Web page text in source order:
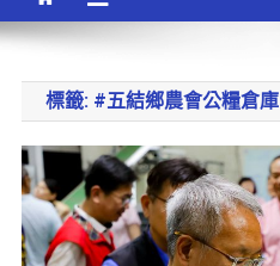
標籤: #五結鄉農會公糧倉庫